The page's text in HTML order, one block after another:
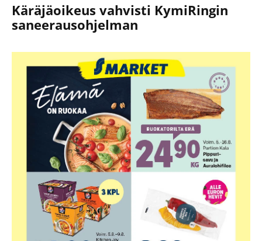
Käräjäoikeus vahvisti KymiRingin
saneerausohjelman